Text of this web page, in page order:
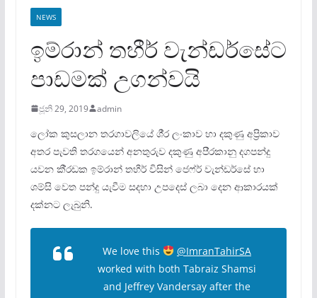
NEWS
ඉම්රාන් තහීර් වැන්ඩර්සේට
පාඩමක් උගන්වයි
ජූනි 29, 2019 admin
ලෝක කුසලාන තරගාවලියේ ශී‍්‍ර ලංකාව හා දකුණු අප‍්‍රිකාව
අතර පැවති තරගයෙන් අනතුරුව දකුණු අපි‍්‍රකානු දගපන්දු
යවන කී‍්‍රඩක ඉම්රාන් තහීර් විසින් ජෙෆ්ර් වැන්ඩර්සේ හා
ශම්සි වෙත පන්දු යැවීම සදහා උපදෙස් ලබා දෙන ආකාරයක්
දක්නට ලැබුනි.
We love this
@ImranTahirSA
worked with both Tabraiz Shamsi
and Jeffrey Vandersay after the